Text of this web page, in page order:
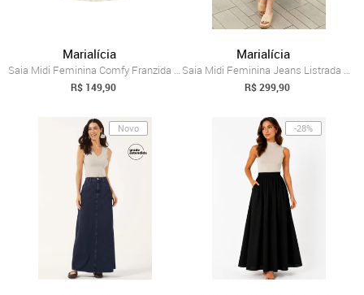
Marialícia
Saia Midi Feminina Comfy Franzida Marialícia Bege
R$ 149,90
Marialícia
Saia Midi Feminina Jeans Listrada Marialícia Azul
R$ 299,90
Novo -28%